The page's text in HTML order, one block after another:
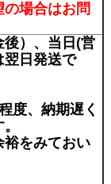
場合はお問
後）、当日(営
翌日発送で
度、納期遅く
裕をみておい